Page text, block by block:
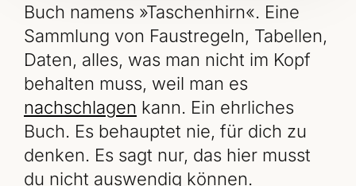
Buch namens »Taschenhirn«. Eine
Sammlung von Faustregeln, Tabellen,
Daten, alles, was man nicht im Kopf
behalten muss, weil man es
nachschlagen kann. Ein ehrliches
Buch. Es behauptet nie, für dich zu
denken. Es sagt nur, das hier musst
du nicht auswendig können.